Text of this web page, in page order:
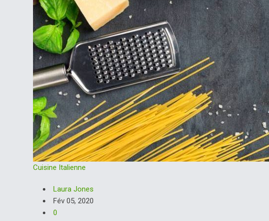
Cuisine Italienne
Laura Jones
Fév 05, 2020
0